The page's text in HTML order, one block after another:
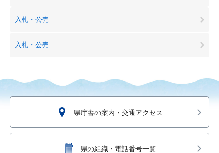
入札・公売
入札・公売
県庁舎の案内・交通アクセス
県の組織・電話番号一覧